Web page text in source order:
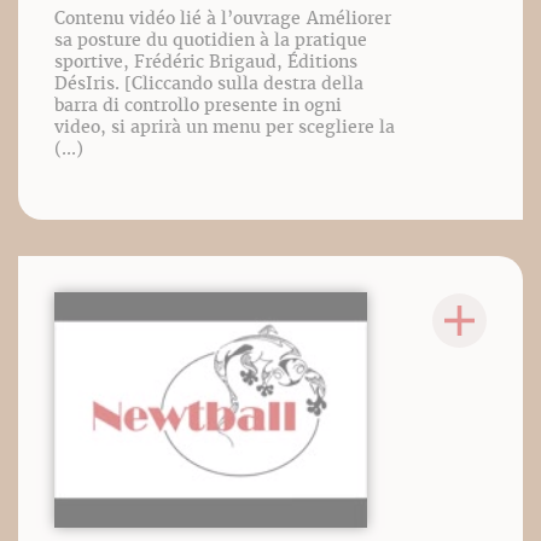
Contenu vidéo lié à l’ouvrage Améliorer
sa posture du quotidien à la pratique
sportive, Frédéric Brigaud, Éditions
DésIris. [Cliccando sulla destra della
barra di controllo presente in ogni
video, si aprirà un menu per scegliere la
(...)